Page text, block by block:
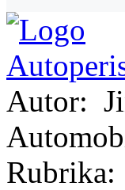
Autor:
Rubrika: